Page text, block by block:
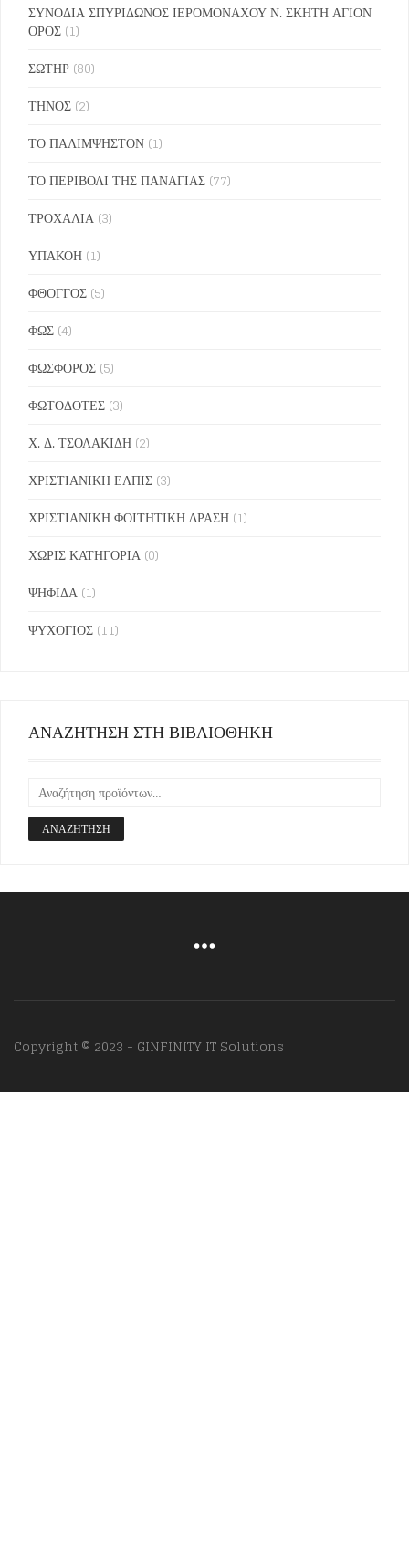
ΣΥΝΟΔΙΑ ΣΠΥΡΙΔΩΝΟΣ ΙΕΡΟΜΟΝΑΧΟΥ Ν. ΣΚΗΤΗ ΑΓΙΟΝ
ΟΡΟΣ (1)
ΣΩΤΗΡ (80)
ΤΗΝΟΣ (2)
ΤΟ ΠΑΛΙΜΨΗΣΤΟΝ (1)
ΤΟ ΠΕΡΙΒΟΛΙ ΤΗΣ ΠΑΝΑΓΙΑΣ (77)
ΤΡΟΧΑΛΙΑ (3)
ΥΠΑΚΟΗ (1)
ΦΘΟΓΓΟΣ (5)
ΦΩΣ (4)
ΦΩΣΦΟΡΟΣ (5)
ΦΩΤΟΔΟΤΕΣ (3)
Χ. Δ. ΤΣΟΛΑΚΙΔΗ (2)
ΧΡΙΣΤΙΑΝΙΚΗ ΕΛΠΙΣ (3)
ΧΡΙΣΤΙΑΝΙΚΗ ΦΟΙΤΗΤΙΚΗ ΔΡΑΣΗ (1)
ΧΩΡΙΣ ΚΑΤΗΓΟΡΙΑ (0)
ΨΗΦΙΔΑ (1)
ΨΥΧΟΓΙΟΣ (11)
ΑΝΑΖΗΤΗΣΗ ΣΤΗ ΒΙΒΛΙΟΘΗΚΗ
ΑΝΑΖΉΤΗΣΗ
Copyright © 2023 - GINFINITY IT Solutions